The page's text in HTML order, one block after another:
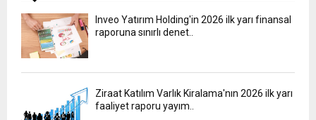
Inveo Yatırım Holding'in 2026 ilk yarı finansal
raporuna sınırlı denet..
Ziraat Katılım Varlık Kiralama'nın 2026 ilk yarı
faaliyet raporu yayım..